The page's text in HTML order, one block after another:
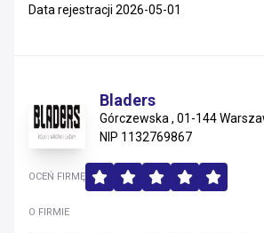
Data rejestracji 2026-05-01
Bladers
Górczewska , 01-144
NIP 1132769867
O FIRMIE
OCEŃ FIRMĘ